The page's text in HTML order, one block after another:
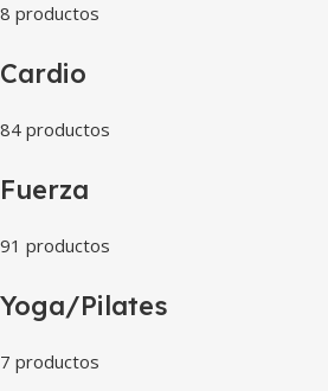
8 productos
Cardio
84 productos
Fuerza
91 productos
Yoga/Pilates
7 productos